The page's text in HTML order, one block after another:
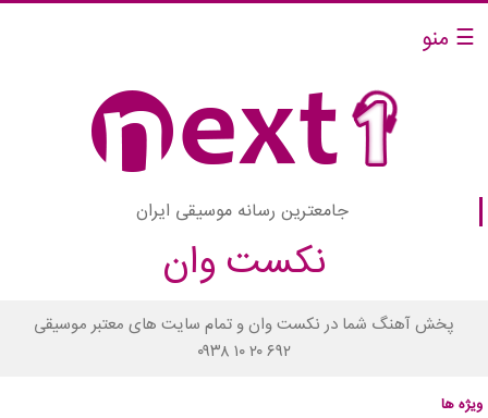
☰ منو
جامعترین رسانه موسیقی ایران
نکست وان
پخش آهنگ شما در نکست وان و تمام سایت های معتبر موسیقی
۰۹۳۸ ۱۰ ۲۰ ۶۹۲
ویژه ها